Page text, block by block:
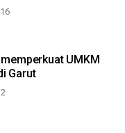
UMKM
Garut